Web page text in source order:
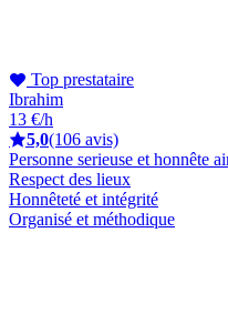
Top prestataire
Ibrahim
13 €/h
5,0(106 avis)
Personne serieuse et honnête
Respect des lieux
Honnêteté et intégrité
Organisé et méthodique